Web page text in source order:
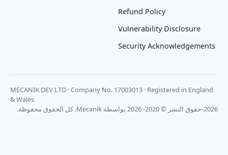
Refund Policy
Vulnerability Disclosure
Security Acknowledgements
MECANIK DEV LTD · Company No. 17003013 · Registered in England
& Wales
2026-حقوق النشر © 2020- 2026 بواسطة Mecanik. كل الحقوق محفوظة.